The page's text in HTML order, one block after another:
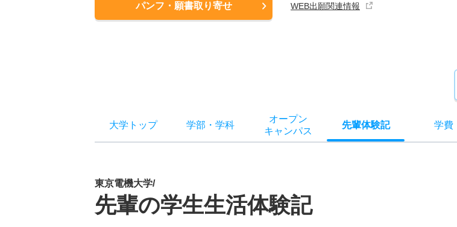
パンフ・願書取り寄せ WEB出願関連情報
大学トップ 学部 ・ 学科
オープン
キャンパス
先輩体験記 学費
東京電機大学/
先輩の学生生活体験記